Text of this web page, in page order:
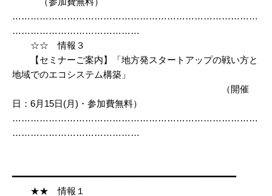
………………………………………………………………………
……………………………………
☆☆ 情報３
【セミナーご案内】「地方発スタートアップの戦い方と
地域でのエコシステム構築」
（開催
日：6月15日(月)・参加費無料）
………………………………………………………………………
……………………………………
━━━━━━━━━━━━━━━━━━━━━━━━━━━━━━━━━━━━━━━━━
★★ 情報１